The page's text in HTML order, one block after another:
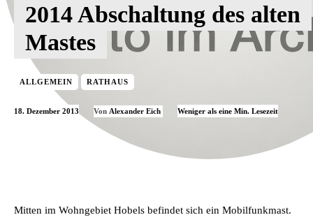
2014 Abschaltung des alten
Mastes
ALLGEMEIN RATHAUS
18. Dezember 2013 Von Alexander Eich Weniger als eine Min. Lesezeit
Mitten im Wohngebiet Hobels befindet sich ein Mobilfunkmast.